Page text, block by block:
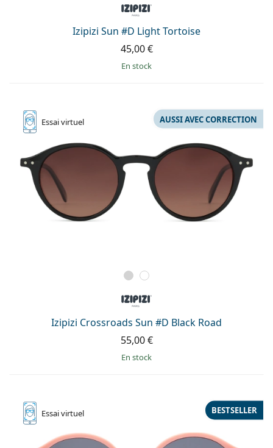
Izipizi Sun #D Light Tortoise
45,00 €
en stock
Essaivirtuel
Izipizi Crossroads Sun #D Black Road
AUSSI AVEC CORRECTION
55,00 €
en stock
Essaivirtuel BESTSELLER